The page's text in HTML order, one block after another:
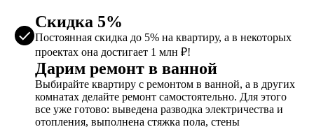
Скидка 5%
Постоянная скидка до 5% на квартиру, а в некоторых
проектах она достигает 1 млн ₽!
Дарим ремонт в ванной
Выбирайте квартиру с ремонтом в ванной, а в других
комнатах делайте ремонт самостоятельно. Для этого
все уже готово: выведена разводка электричества и
отопления, выполнена стяжка пола, стены